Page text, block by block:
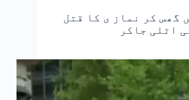
گھس کر نماز ی کا قتل
اٹلی جاکر